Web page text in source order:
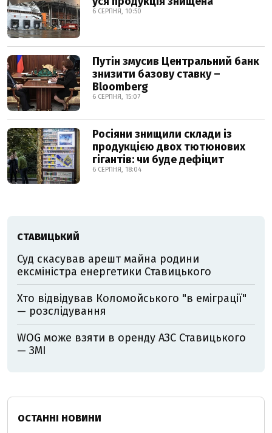
6 СЕРПНЯ, 10:50
Путін змусив Центральний банк
знизити базову ставку –
Bloomberg
6 СЕРПНЯ, 15:07
Росіяни знищили склади із
продукцією двох тютюнових
гігантів: чи буде дефіцит
6 СЕРПНЯ, 18:04
СТАВИЦЬКИЙ
Суд скасував арешт майна родини
ексміністра енергетики Ставицького
Хто відвідував Коломойського "в еміграції"
— розслідування
WOG може взяти в оренду АЗС Ставицького
— ЗМІ
ОСТАННІ НОВИНИ